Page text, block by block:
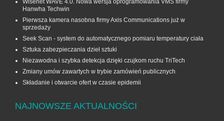
Wisenet WAVE 4.0. Nowa wersja oprogramowania VMS firmy
Hanwha Techwin
Pierwsza kamera nasobna firmy Axis Communications już w
sprzedaży
Seek Scan - system do automatycznego pomiaru temperatury ciała
Sztuka zabezpieczania dzieł sztuki
Niezawodna i szybka detekcja dzięki czujkom ruchu TriTech
Zmiany umów zawartych w trybie zamówień publicznych
Składanie i otwarcie ofert w czasie epidemii
NAJNOWSZE AKTUALNOŚCI